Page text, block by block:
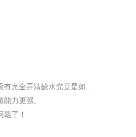
有完全弄清缺水究竟是如
力更强。
了！